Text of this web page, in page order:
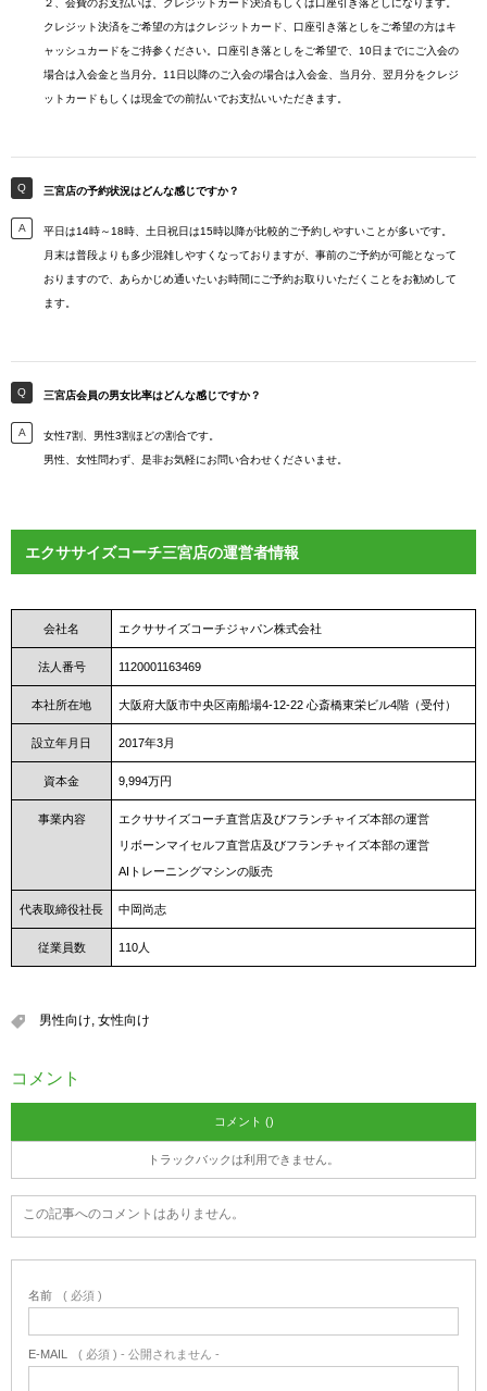
２、会費のお支払いは、クレジットカード決済もしくは口座引き落としになります。
クレジット決済をご希望の方はクレジットカード、口座引き落としをご希望の方はキ
ャッシュカードをご持参ください。口座引き落としをご希望で、10日までにご入会の
場合は入会金と当月分。11日以降のご入会の場合は入会金、当月分、翌月分をクレジ
ットカードもしくは現金での前払いでお支払いいただきます。
三宮店の予約状況はどんな感じですか？
平日は14時～18時、土日祝日は15時以降が比較的ご予約しやすいことが多いです。
月末は普段よりも多少混雑しやすくなっておりますが、事前のご予約が可能となって
おりますので、あらかじめ通いたいお時間にご予約お取りいただくことをお勧めして
ます。
三宮店会員の男女比率はどんな感じですか？
女性7割、男性3割ほどの割合です。
男性、女性問わず、是非お気軽にお問い合わせくださいませ。
エクササイズコーチ三宮店の運営者情報
会社名 エクササイズコーチジャパン株式会社
法人番号 1120001163469
本社所在地 大阪府大阪市中央区南船場4-12-22 心斎橋東栄ビル4階（受付）
設立年月日 2017年3月
資本金 9,994万円
事業内容
エクササイズコーチ直営店及びフランチャイズ本部の運営
リボーンマイセルフ直営店及びフランチャイズ本部の運営
AIトレーニングマシンの販売
代表取締役社長 中岡尚志
従業員数 110人
男性向け, 女性向け
コメント
コメント ()
トラックバックは利用できません。
この記事へのコメントはありません。
名前 ( 必須 )
E-MAIL ( 必須 ) - 公開されません -